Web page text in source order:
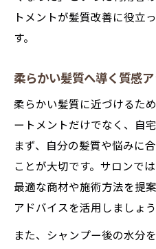
トメントが髪質改善に役立
す。
柔らかい髪質へ導く質感
柔らかい髪質に近づけるた
ートメントだけでなく、自
まず、自分の髪質や悩みに
ことが大切です。サロンで
最適な商材や施術方法を提
アドバイスを活用しましょう
また、シャンプー後の水分